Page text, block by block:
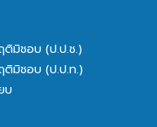
ติมิชอบ (ป.ป.ช.)
ติมิชอบ (ป.ป.ท.)
บ